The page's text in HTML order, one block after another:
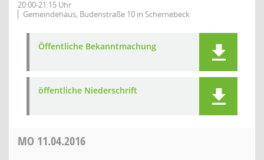
20:00-21:15 Uhr
Gemeindehaus, Budenstraße 10 in Schernebeck
Öffentliche Bekanntmachung
öffentliche Niederschrift
MO 11.04.2016